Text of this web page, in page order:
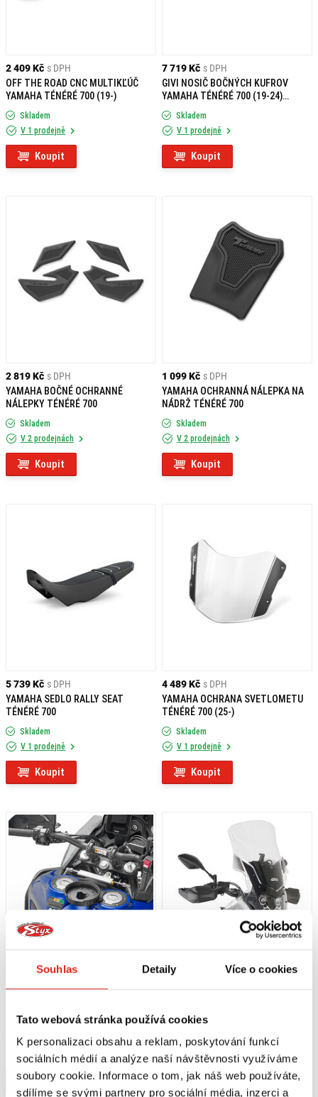
Souhlas Detaily Více o cookies
Tato webová stránka používá cookies
K personalizaci obsahu a reklam, poskytování funkcí
sociálních médií a analýze naší návštěvnosti využíváme
soubory cookie. Informace o tom, jak náš web používáte,
sdílíme se svými partnery pro sociální média, inzerci a
2 409 Kč s DPH
OFF THE ROAD CNC MULTIKĽÚČ
YAMAHA TÉNÉRÉ 700 (19-)
Skladem
V 1 prodejně
Koupit
7 719 Kč s DPH
GIVI NOSIČ BOČNÝCH KUFROV
YAMAHA TÉNÉRÉ 700 (19-24)
PLOS2145CAM
Skladem
V 1 prodejně
Koupit
2 819 Kč s DPH
YAMAHA BOČNÉ OCHRANNÉ
NÁLEPKY TÉNÉRÉ 700
Skladem
V 2 prodejnách
Koupit
1 099 Kč s DPH
YAMAHA OCHRANNÁ NÁLEPKA NA
NÁDRŽ TÉNÉRÉ 700
Skladem
V 2 prodejnách
Koupit
5 739 Kč s DPH
YAMAHA SEDLO RALLY SEAT
TÉNÉRÉ 700
Skladem
V 1 prodejně
Koupit
4 489 Kč s DPH
YAMAHA OCHRANA SVETLOMETU
TÉNÉRÉ 700 (25-)
Skladem
V 1 prodejně
Koupit
1 089 Kč s DPH
TÉNÉRÉ 700 WORLD RAID (22) BF75
Skladem
V 1 prodejně
Koupit
2 659 Kč s DPH
TÉNÉRÉ 700 WORLD RAID (22)
Skladem
V 1 prodejně
Koupit